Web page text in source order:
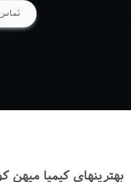
بهترینهای کیمیا میهن